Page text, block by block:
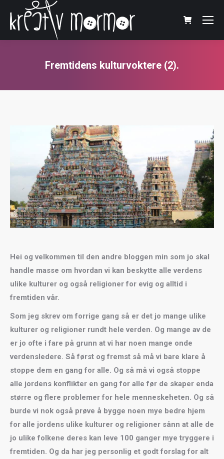
Fremtidens kulturvoktere (2).
Hei og velkommen til den andre bloggen min som jo skal
handle masse om hvordan vi kan beskytte alle verdens
ulike kulturer og også religioner for evig og alltid i
fremtiden vår.
Som jeg skrev om forrige gang så er det jo mange ulike
kulturer og religioner rundt hele verden. Og mange av de
er jo ofte i fare på grunn at vi har noen mange onde
verdensledere. Så først og fremst så må vi bare klare å
stoppe dem en gang for alle. Og så må vi også stoppe
alle jordens konflikter en gang for alle før de skaper enda
større og flere problemer for hele menneskeheten. Og så
burde vi nok også prøve å bygge noen mye bedre hjem
for alle jordens ulike kulturer og religioner sånn at alle de
jo ulike folkene deres kan leve 100 ganger mye tryggere i
fremtiden. Og da har jeg personlig et godt forslag for alt